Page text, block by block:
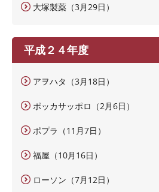
大塚製薬（3月29日）
平成２４年度
アヲハタ（3月18日）
ポッカサッポロ（2月6日）
ポプラ（11月7日）
福屋（10月16日）
ローソン（7月12日）